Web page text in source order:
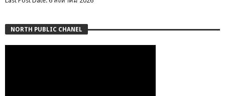
NORTH PUBLIC CHANEL